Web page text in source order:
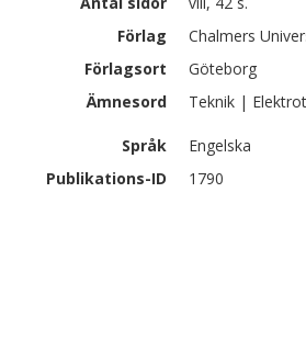
Förlag
Chalmers
Förlagsort
Göteborg
Ämnesord
Teknik |
Språk
Engelska
Publikations-ID
1790